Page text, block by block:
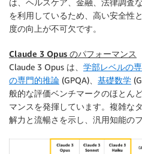
は、ヘルスケア、金融、法律調査
を利用しているため、高い安全性
度の向上が不可欠です。
Claude 3 Opus のパフォーマンス
Claude 3 Opus は、 学部レベルの
の専門的推論 (GPQA)、 基礎数学
般的な評価ベンチマークのほとん
マンスを発揮しています。複雑な
解力と流暢さを示し、汎用知能の